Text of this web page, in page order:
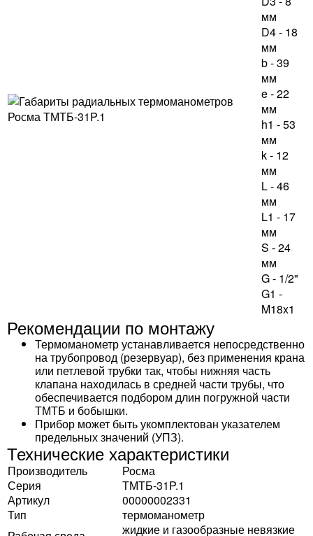
мм
D4 - 18
мм
b - 39
мм
e - 22
мм
h1 - 53
мм
k - 12
мм
L - 46
мм
L1 - 17
мм
S - 24
мм
G - 1/2"
G1 -
M18x1
Рекомендации по монтажу
Термоманометр устанавливается непосредственно
на трубопровод (резервуар), без применения крана
или петлевой трубки так, чтобы нижняя часть
клапана находилась в средней части трубы, что
обеспечивается подбором длин погружной части
ТМТБ и бобышки.
Прибор может быть укомплектован указателем
предельных значений (УПЗ).
Технические характеристики
Производитель
Росма
Серия
ТМТБ-31P.1
Артикул
00000002331
Тип
термоманометр
жидкие и газообразные невязкие